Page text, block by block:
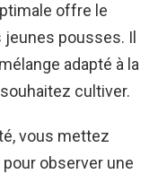
offre le
pousses. Il
adapté à la
cultiver.
vous mettez
observer une